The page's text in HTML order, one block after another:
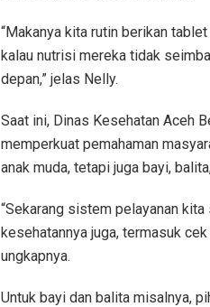
“Makanya kita rutin berikan
kalau nutrisi mereka tidak
depan,” jelas Nelly.
Saat ini, Dinas Kesehatan Aceh
memperkuat pemahaman
anak muda, tetapi juga bayi,
“Sekarang sistem pelayanan
kesehatannya juga, termasuk
ungkapnya.
Untuk bayi dan balita misalnya,